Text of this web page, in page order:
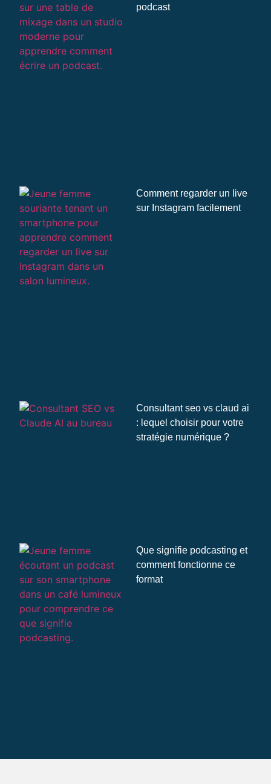
podcast
Comment regarder un live
sur Instagram facilement
Consultant seo vs claud ai
: lequel choisir pour votre
stratégie numérique ?
Que signifie podcasting et
comment fonctionne ce
format